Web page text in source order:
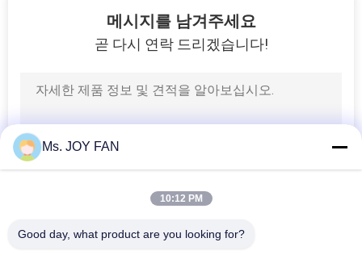
POLICY
메시지를 남겨주세요
곧 다시 연락 드리겠습니다!
Ms. JOY FAN
10:12 PM
Good day, what product are you looking for?